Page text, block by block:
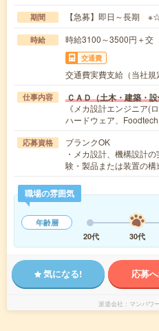
期間 【急募】即日～長期
時給 時給3100～3500円＋交
交通費
交通費実費支給（当社規
仕事内容 ＣＡＤ（土木・建築・
《メカ設計エンジニア(
ハードウェア、
応募資格
ブランクOK
・メカ設計、機構設計
験・製品または装置の
職場の雰囲気
年齢層
20代
30代
気になる! 応募
派遣会社 マンパワ